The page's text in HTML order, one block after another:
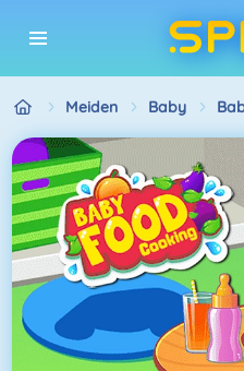
Meiden Baby